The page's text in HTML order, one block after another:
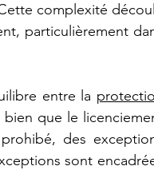
complexité
particulièrement
entre la
que le
des
sont